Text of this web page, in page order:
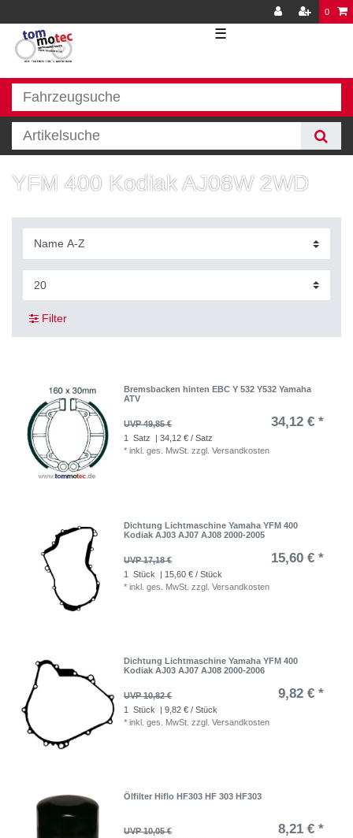
0
☰
YFM 400 Kodiak AJ08W 2WD
Filter
Bremsbacken hinten EBC Y 532 Y532 Yamaha
ATV
UVP 49,85 € 34,12 € *
1 Satz
| 34,12 € / Satz
*inkl. ges. MwSt. zzgl.Versandkosten
Dichtung Lichtmaschine Yamaha YFM 400
Kodiak AJ03 AJ07 AJ08 2000-2005
UVP 17,18 € 15,60 € *
1 Stück
| 15,60 € / Stück
*inkl. ges. MwSt. zzgl.Versandkosten
Dichtung Lichtmaschine Yamaha YFM 400
Kodiak AJ03 AJ07 AJ08 2000-2006
UVP 10,82 € 9,82 € *
1 Stück
| 9,82 € / Stück
*inkl. ges. MwSt. zzgl.Versandkosten
Ölfilter Hiflo HF303 HF 303 HF303
UVP 10,05 € 8,21 € *